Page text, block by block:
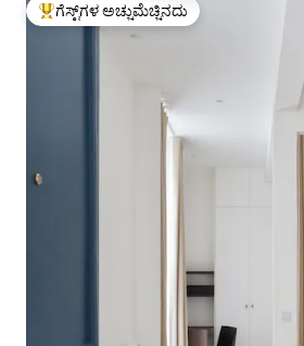
ಗೆಸ್ಟ್‌ಗಳಿಗೆ ಅತಿ ಹೆಚ್ಚು ಅಚ್ಚುಮೆಚ್ಚಿನದು
ಗೆಸ್ಟ್‌ಗಳ ಅಚ್ಚುಮೆಚ್ಚಿನದು